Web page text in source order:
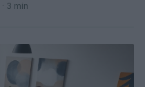
· 3 min